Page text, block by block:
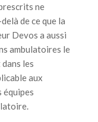
ne
de ce que la
Devos a aussi
ambulatoires le
les
aux
équipes